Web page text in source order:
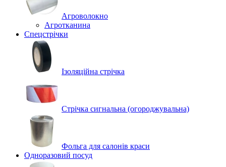
Агроволокно
Агротканина
Спецстрічки
Ізоляційна стрічка
Стрічка сигнальна (огороджувальна)
Фольга для салонів краси
Одноразовий посуд